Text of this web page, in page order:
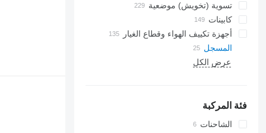
تسوية (تخويش) موضعية
كابينات
أجهزة تكييف الهواء وقطاع الغيار
خراطيم جهاز التكييف
مشعات أجهزة تكييف الهواء
مكيفات
أجزاء أخرى في مكيف الهواء
المسجل
زجاجات جانبية
عرض الكل
فئة المركبة
الشاحنات